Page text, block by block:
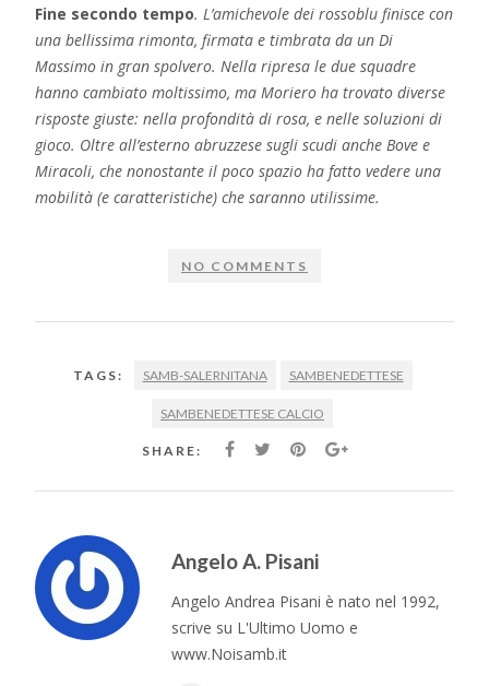
Fine secondo tempo. L’amichevole dei rossoblu finisce con
una bellissima rimonta, firmata e timbrata da un Di
Massimo in gran spolvero. Nella ripresa le due squadre
hanno cambiato moltissimo, ma Moriero ha trovato diverse
risposte giuste: nella profondità di rosa, e nelle soluzioni di
gioco. Oltre all’esterno abruzzese sugli scudi anche Bove e
Miracoli, che nonostante il poco spazio ha fatto vedere una
mobilità (e caratteristiche) che saranno utilissime.
NO COMMENTS
TAGS: SAMB-SALERNITANA SAMBENEDETTESE
SAMBENEDETTESE CALCIO
SHARE:
Angelo A. Pisani
Angelo Andrea Pisani è nato nel 1992,
scrive su L'Ultimo Uomo e
www.Noisamb.it